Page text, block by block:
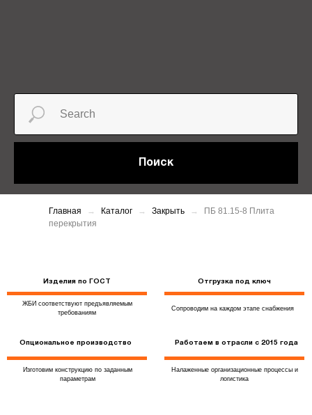
Поиск
Главная Каталог Закрыть
ПБ 81.15-8 Плита
перекрытия
Изделия по ГОСТ
ЖБИ соответствуют предъявляемым
требованиям
Изготовим конструкцию по заданным
параметрам
Опциональное производство
Отгрузка под ключ
Сопроводим на каждом этапе снабжения
Налаженные организационные процессы и
логистика
Работаем в отрасли с 2015 года